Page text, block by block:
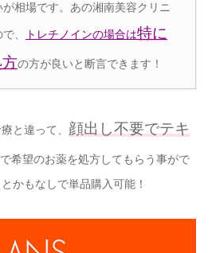
相場です。あの湘南美容クリニ
、 トレチノインの場合は特に
の方が良いと断言できます！
と違って、 顔出し不要でテキ
で希望のお薬を処方してもらう事がで
かもなしで単品購入可能！